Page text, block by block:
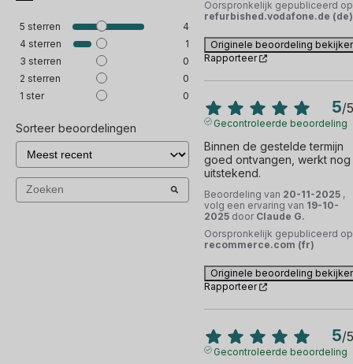
5 sterren
4
4 sterren
1
3 sterren
0
2 sterren
0
1 ster 0
Sorteer beoordelingen
Oorspronkelijk gepubliceerd op
refurbished.vodafone.de (de)
Originele beoordeling
Rapporteer
5/5
Gecontroleerde beoordeling
Binnen de gestelde termijn
goed ontvangen, werkt nog
uitstekend.
Beoordeling van 20-11-2025 ,
volg een ervaring van 19-10-
2025 door Claude G.
Oorspronkelijk gepubliceerd op
recommerce.com (fr)
Originele beoordeling
Rapporteer
5/5
Gecontroleerde beoordeling